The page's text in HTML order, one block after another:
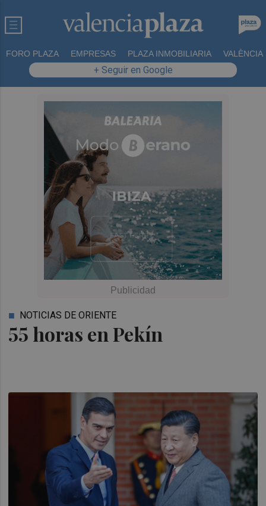
FORO PLAZA EMPRESAS PLAZA INMOBILIARIA VALÈNCIA
+ Seguir en Google
55 horas en Pekín
NOTICIAS DE ORIENTE